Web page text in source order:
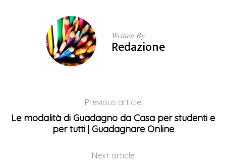
Written By
Redazione
Previous article
Le modalità di Guadagno da Casa per studenti e
per tutti | Guadagnare Online
Next article